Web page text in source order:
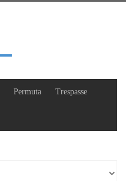
Permuta Trespasse